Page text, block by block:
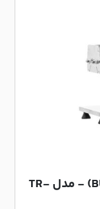
بیفتک زن برقی براکس (BURAX) - مدل TR-